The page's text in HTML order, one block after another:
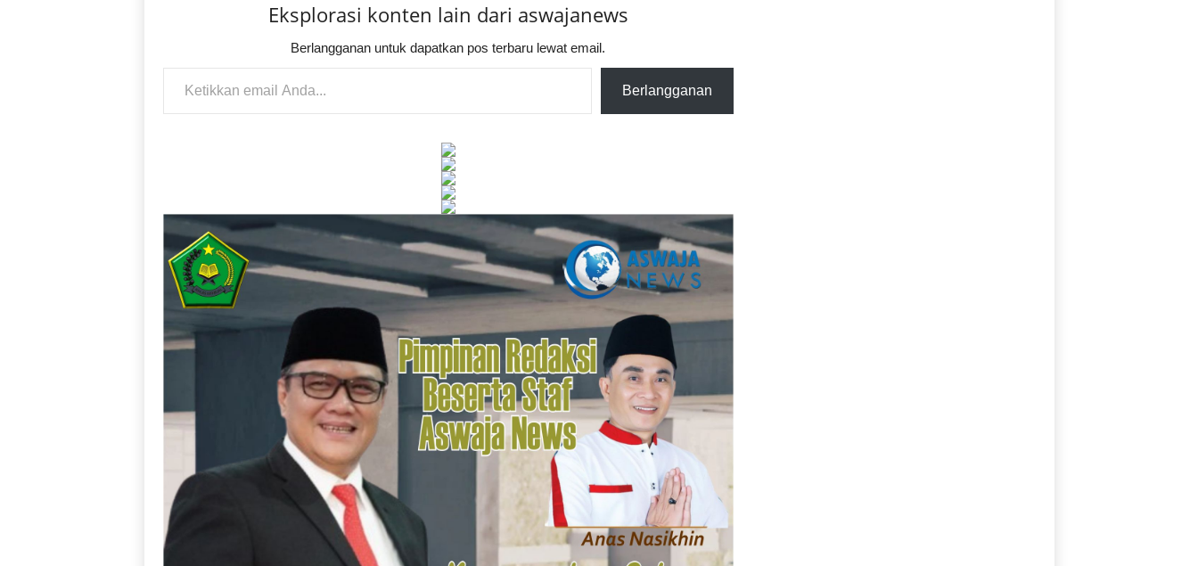
Eksplorasi konten lain dari aswajanews
Berlangganan untuk dapatkan pos terbaru lewat email.
Ketikkan email Anda...
Berlangganan